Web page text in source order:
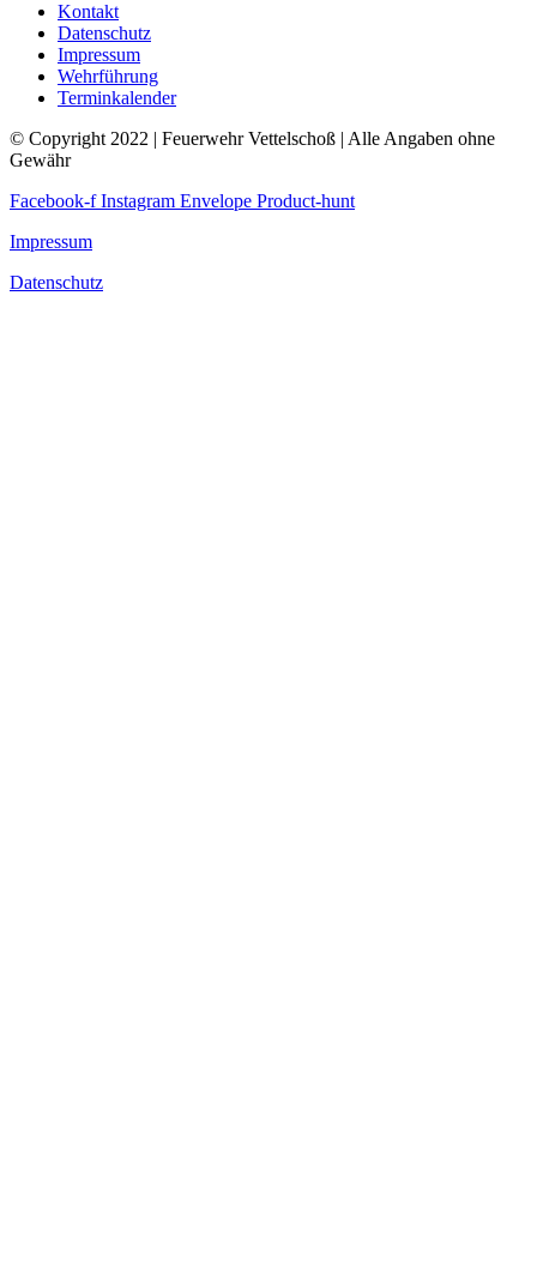
Kontakt
Datenschutz
Impressum
Wehrführung
Terminkalender
© Copyright 2022 | Feuerwehr Vettelschoß | Alle Angaben ohne
Gewähr
Facebook-f Instagram Envelope Product-hunt
Impressum
Datenschutz